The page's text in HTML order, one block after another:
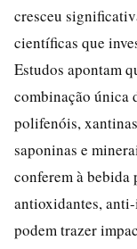
cresceu
científicas que
Estudos apontam
combinação única
polifenóis,
saponinas e
conferem à bebida
antioxidantes,
podem trazer